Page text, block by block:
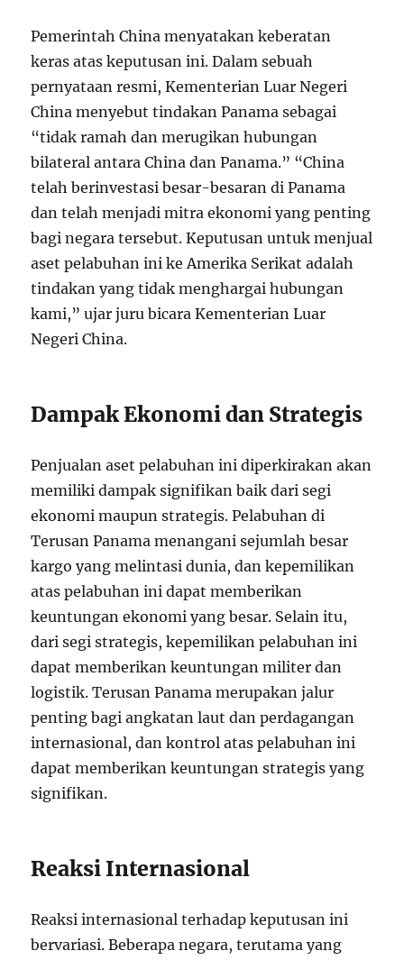
Pemerintah China menyatakan keberatan
keras atas keputusan ini. Dalam sebuah
pernyataan resmi, Kementerian Luar Negeri
China menyebut tindakan Panama sebagai
“tidak ramah dan merugikan hubungan
bilateral antara China dan Panama.” “China
telah berinvestasi besar-besaran di Panama
dan telah menjadi mitra ekonomi yang penting
bagi negara tersebut. Keputusan untuk menjual
aset pelabuhan ini ke Amerika Serikat adalah
tindakan yang tidak menghargai hubungan
kami,” ujar juru bicara Kementerian Luar
Negeri China.
Dampak Ekonomi dan Strategis
Penjualan aset pelabuhan ini diperkirakan akan
memiliki dampak signifikan baik dari segi
ekonomi maupun strategis. Pelabuhan di
Terusan Panama menangani sejumlah besar
kargo yang melintasi dunia, dan kepemilikan
atas pelabuhan ini dapat memberikan
keuntungan ekonomi yang besar. Selain itu,
dari segi strategis, kepemilikan pelabuhan ini
dapat memberikan keuntungan militer dan
logistik. Terusan Panama merupakan jalur
penting bagi angkatan laut dan perdagangan
internasional, dan kontrol atas pelabuhan ini
dapat memberikan keuntungan strategis yang
signifikan.
Reaksi Internasional
Reaksi internasional terhadap keputusan ini
bervariasi. Beberapa negara, terutama yang